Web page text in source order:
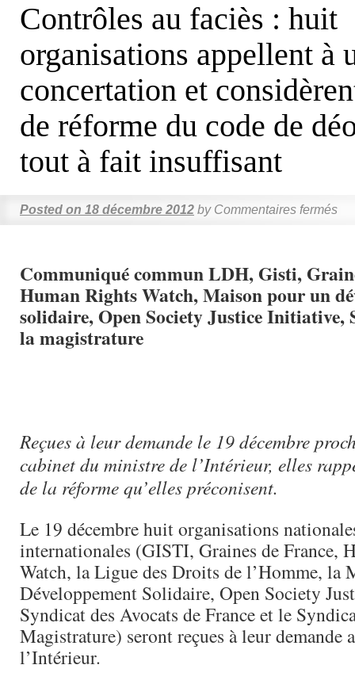
Contrôles au faciès : huit
organisations appellent à
concertation et
de réforme du code de
tout à fait insuffisant
Posted on 18 décembre 2012 by Commentaires fermés
Communiqué commun LDH, Gisti,
Human Rights Watch, Maison pour un
solidaire, Open Society Justice Initiative,
la magistrature
Reçues à leur demande le 19 décembre
cabinet du ministre de l’Intérieur, elles
de la réforme qu’elles préconisent.
Le 19 décembre huit organisations
internationales (GISTI, Graines de France,
Watch, la Ligue des Droits de l’Homme, la
Développement Solidaire, Open Society
Syndicat des Avocats de France et le
Magistrature) seront reçues à leur demande
l’Intérieur.